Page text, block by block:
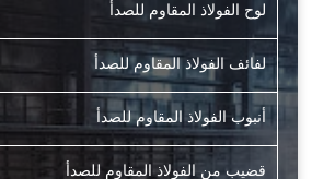
لوح الفولاذ المقاوم للصدأ
لفائف الفولاذ المقاوم للصدأ
أنبوب الفولاذ المقاوم للصدأ
قضيب من الفولاذ المقاوم للصدأ